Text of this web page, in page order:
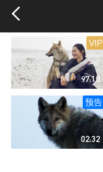
97:18
VIP
02:32
预告